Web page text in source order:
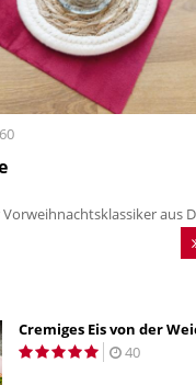
60
aus
Cremiges Eis von der
40